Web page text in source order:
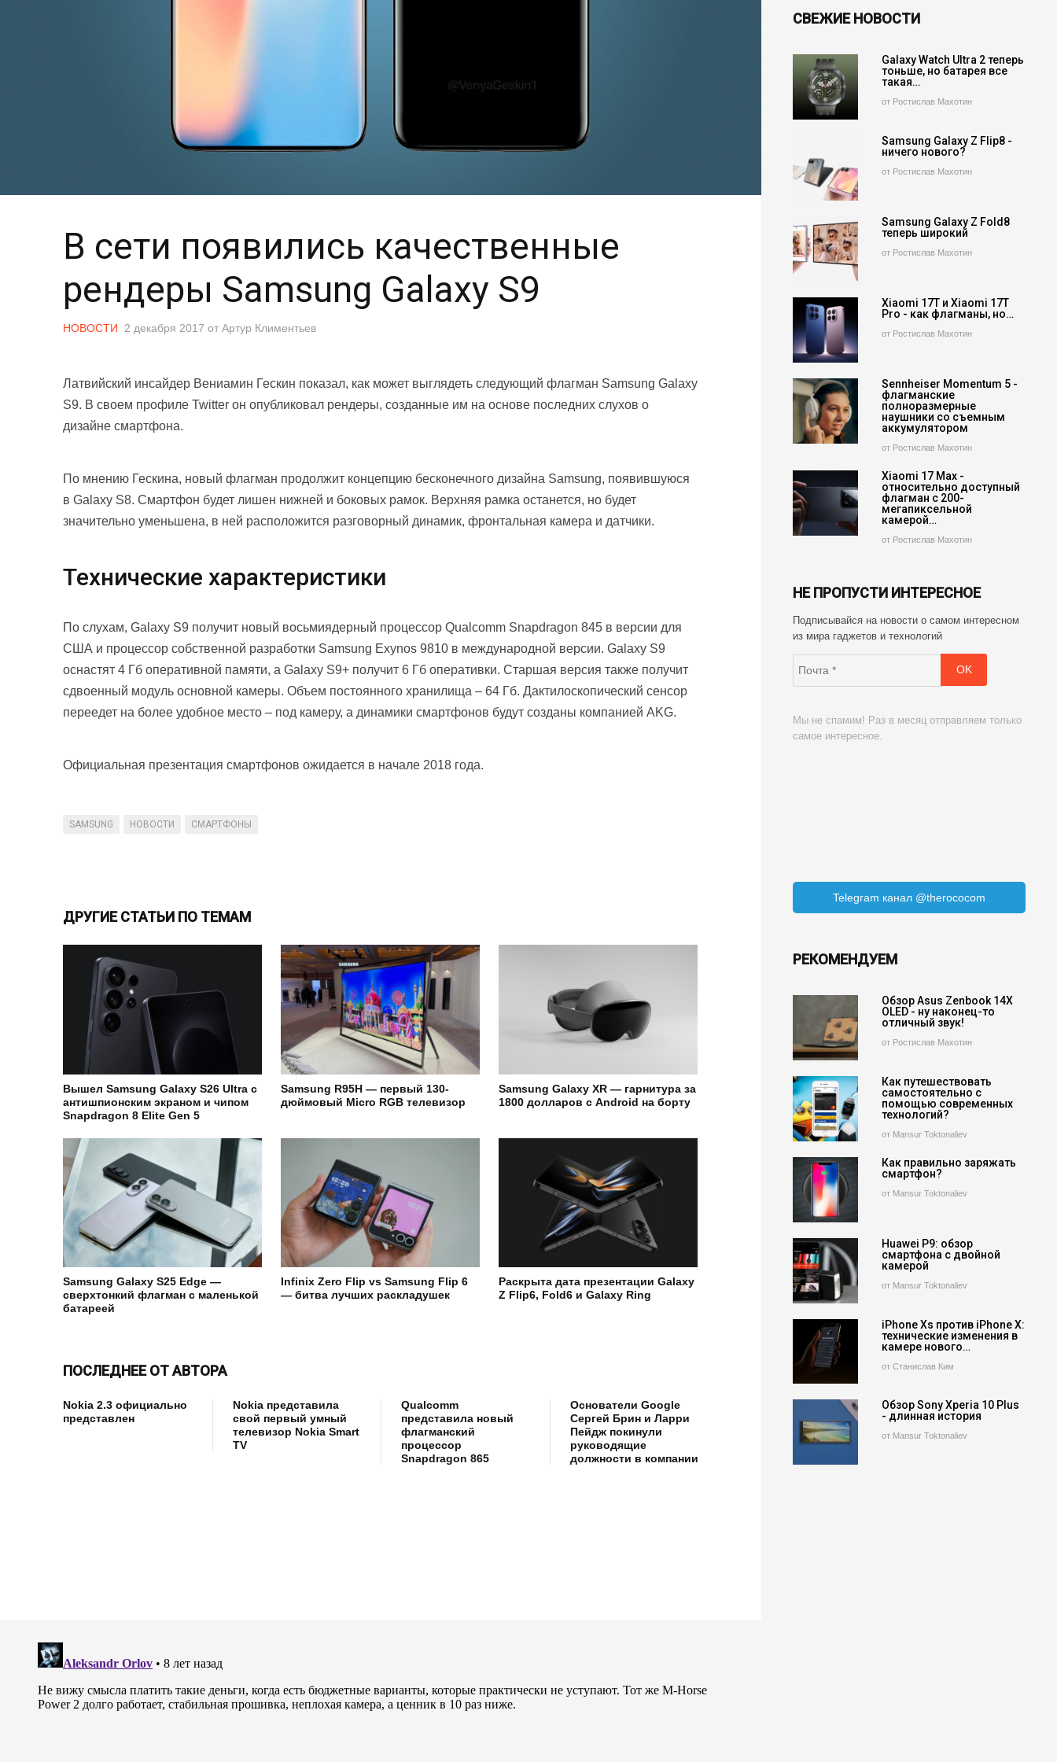
В сети появились качественные
рендеры Samsung Galaxy S9
НОВОСТИ 2 декабря 2017 от Артур Климентьев
Латвийский инсайдер Вениамин Гескин показал, как может выглядеть следующий флагман Samsung Galaxy
S9. В своем профиле Twitter он опубликовал рендеры, созданные им на основе последних слухов о
дизайне смартфона.
По мнению Гескина, новый флагман продолжит концепцию бесконечного дизайна Samsung, появившуюся
в Galaxy S8. Смартфон будет лишен нижней и боковых рамок. Верхняя рамка останется, но будет
значительно уменьшена, в ней расположится разговорный динамик, фронтальная камера и датчики.
Технические характеристики
По слухам, Galaxy S9 получит новый восьмиядерный процессор Qualcomm Snapdragon 845 в версии для
США и процессор собственной разработки Samsung Exynos 9810 в международной версии. Galaxy S9
оснастят 4 Гб оперативной памяти, а Galaxy S9+ получит 6 Гб оперативки. Старшая версия также получит
сдвоенный модуль основной камеры. Объем постоянного хранилища – 64 Гб. Дактилоскопический сенсор
переедет на более удобное место – под камеру, а динамики смартфонов будут созданы компанией AKG.
Официальная презентация смартфонов ожидается в начале 2018 года.
SAMSUNG НОВОСТИ СМАРТФОНЫ
ДРУГИЕ СТАТЬИ ПО ТЕМАМ
Вышел Samsung Galaxy S26 Ultra с
антишпионским экраном и чипом
Snapdragon 8 Elite Gen 5
Samsung R95H — первый 130-
дюймовый Micro RGB телевизор
Samsung Galaxy XR — гарнитура за
1800 долларов с Android на борту
Samsung Galaxy S25 Edge —
сверхтонкий флагман с маленькой
батареей
Infinix Zero Flip vs Samsung Flip 6
— битва лучших раскладушек
Раскрыта дата презентации Galaxy
Z Flip6, Fold6 и Galaxy Ring
ПОСЛЕДНЕЕ ОТ АВТОРА
Nokia 2.3 официально
представлен
Nokia представила
свой первый умный
телевизор Nokia Smart
TV
Qualcomm
представила новый
флагманский
процессор
Snapdragon 865
Основатели Google
Сергей Брин и Ларри
Пейдж покинули
руководящие
должности в компании
СВЕЖИЕ НОВОСТИ
Galaxy Watch Ultra 2 теперь
тоньше, но батарея все
такая…
от Ростислав Махотин
Samsung Galaxy Z Flip8 -
ничего нового?
от Ростислав Махотин
Samsung Galaxy Z Fold8
теперь широкий
от Ростислав Махотин
Xiaomi 17T и Xiaomi 17T
Pro - как флагманы, но…
от Ростислав Махотин
Sennheiser Momentum 5 -
флагманские
полноразмерные
наушники со съемным
аккумулятором
от Ростислав Махотин
Xiaomi 17 Max -
относительно доступный
флагман с 200-
мегапиксельной
камерой…
от Ростислав Махотин
НЕ ПРОПУСТИ ИНТЕРЕСНОЕ
Подписывайся на новости о самом интересном
из мира гаджетов и технологий
Мы не спамим! Раз в месяц отправляем только
самое интересное.
Telegram канал @therococom
РЕКОМЕНДУЕМ
Обзор Asus Zenbook 14X
OLED - ну наконец-то
отличный звук!
от Ростислав Махотин
Как путешествовать
самостоятельно с
помощью современных
технологий?
от Mansur Toktonaliev
Как правильно заряжать
смартфон?
от Mansur Toktonaliev
Huawei P9: обзор
смартфона с двойной
камерой
от Mansur Toktonaliev
iPhone Xs против iPhone X:
технические изменения в
камере нового…
от Станислав Ким
Обзор Sony Xperia 10 Plus
- длинная история
от Mansur Toktonaliev